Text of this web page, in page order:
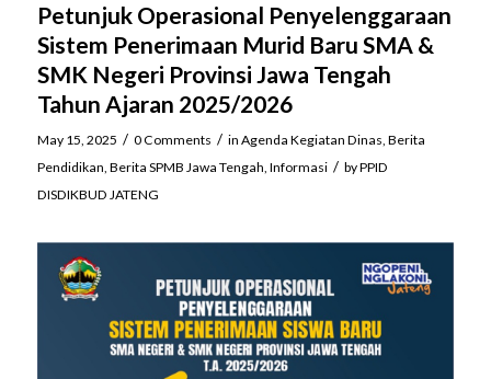
Petunjuk Operasional Penyelenggaraan
Sistem Penerimaan Murid Baru SMA &
SMK Negeri Provinsi Jawa Tengah
Tahun Ajaran 2025/2026
May 15, 2025 / 0 Comments / in Agenda Kegiatan Dinas, Berita
Pendidikan, Berita SPMB Jawa Tengah, Informasi / byPPID
DISDIKBUD JATENG